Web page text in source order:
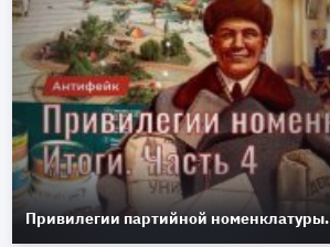
Привилегии партийной номенклатуры.